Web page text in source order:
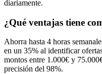
diariamente.
¿Qué ventajas tiene
Ahorra hasta 4 horas
en un 35% al identificar
montos entre 1.000€ y
precisión del 98%.